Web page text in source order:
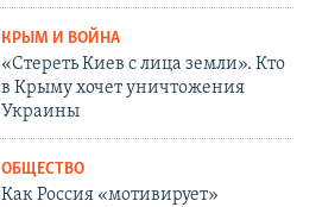
КРЫМ И ВОЙНА
«Стереть Киев с лица земли». Кто
в Крыму хочет уничтожения
Украины
ОБЩЕСТВО
Как Россия «мотивирует»